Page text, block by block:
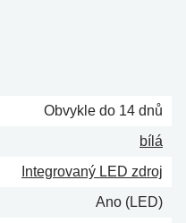
Obvykle do 14 dnů
bílá
Integrovaný LED zdroj
Ano (LED)